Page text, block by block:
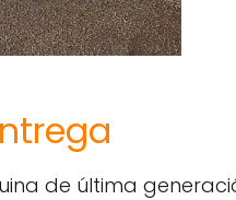
de última